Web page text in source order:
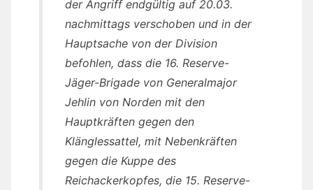
der Angriff endgültig auf 20.03.
nachmittags verschoben und in der
Hauptsache von der Division
befohlen, dass die 16. Reserve-
Jäger-Brigade von Generalmajor
Jehlin von Norden mit den
Hauptkräften gegen den
Klänglessattel, mit Nebenkräften
gegen die Kuppe des
Reichackerkopfes, die 15. Reserve-